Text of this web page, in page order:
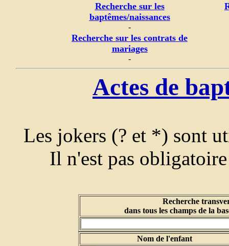
Recherche sur les
baptêmes/naissances
-
Recherche sur les contrats de
mariages
-
Actes de
Les jokers (? et *) sont
Il n'est pas
Recherche
dans tous les champs de la
Nom de l'enfant